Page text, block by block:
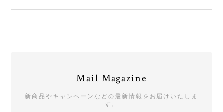
Mail Magazine
新商品やキャンペーンなどの最新情報をお届けいたしま
す。